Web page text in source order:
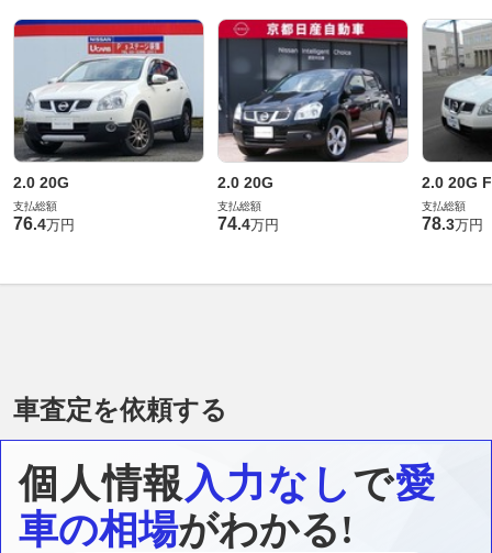
2.0 20G
支払総額
76.4万円
2.0 20G
支払総額
74.4万円
2.0 20G
支払総額
78.3万円
車査定を依頼する
個人情報 入力なしで愛
車の相場がわかる!